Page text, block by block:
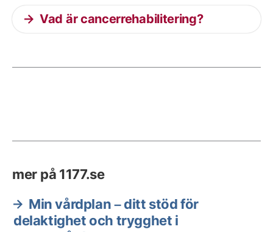
Vad är cancerrehabilitering?
mer på 1177.se
Min vårdplan – ditt stöd för
delaktighet och trygghet i